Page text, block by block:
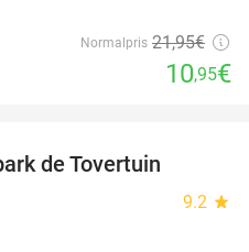
Normalpris 21,95€
10,95€
de Tovertuin
9.2 star